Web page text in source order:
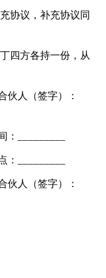
协议，补充协议同
四方各持一份，从
伙人（签字）：
_________
_________
伙人（签字）：